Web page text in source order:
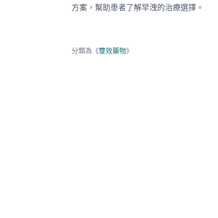
方案，幫助患者了解早洩的治療選擇。
分類為《雙效藥物》